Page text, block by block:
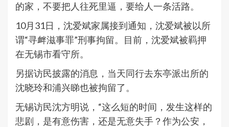
的家，不要把人往死里逼，要给人一条活路。
10月31日，沈爱斌家属接到通知，沈爱斌被以所
谓“寻衅滋事罪”刑事拘留。目前，沈爱斌被羁押
在无锡市看守所。
另据访民披露的消息，当天同行去东亭派出所的
沈晓玲和浦兴睇也被拘留了。
无锡访民沈方明说，“这么短的时间，发生这样的
悲剧，是有意伤害，还是无意失手？作为公安，